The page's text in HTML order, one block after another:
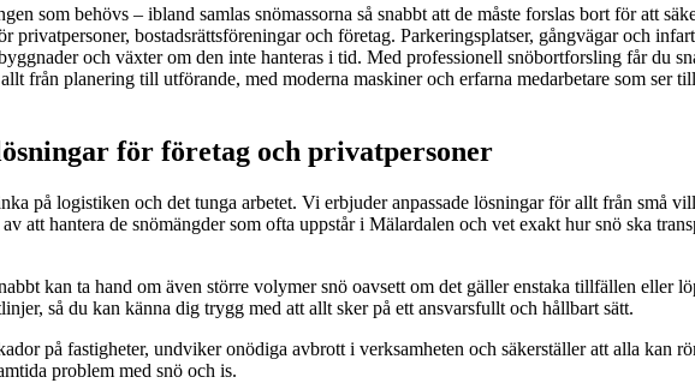
som behövs – ibland samlas snömassorna så snabbt att de måste forslas bort för att
privatpersoner, bostadsrättsföreningar och företag. Parkeringsplatser, gångvägar och
och växter om den inte hanteras i tid. Med professionell snöbortforsling får du
från planering till utförande, med moderna maskiner och erfarna medarbetare som ser
för företag och privatpersoner
på logistiken och det tunga arbetet. Vi erbjuder anpassade lösningar för allt från små
att hantera de snömängder som ofta uppstår i Mälardalen och vet exakt hur snö ska
kan ta hand om även större volymer snö oavsett om det gäller enstaka tillfällen eller
så du kan känna dig trygg med att allt sker på ett ansvarsfullt och hållbart sätt.
på fastigheter, undviker onödiga avbrott i verksamheten och säkerställer att alla kan
problem med snö och is.